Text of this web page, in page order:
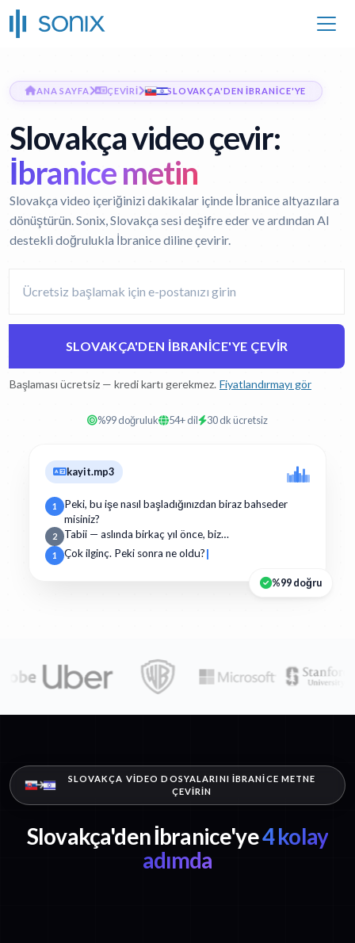
ANA SAYFA ÇEVIRI SLOVAKÇA'DEN İBRANICE'YE
Slovakça video çevir:
İbranice metin
Slovakça video içeriğinizi dakikalar içinde İbranice altyazılara
dönüştürün. Sonix, Slovakça sesi deşifre eder ve ardından AI
destekli doğrulukla İbranice diline çevirir.
SLOVAKÇA'DEN İBRANICE'YE ÇEVIR
Başlaması ücretsiz — kredi kartı gerekmez. Fiyatlandırmayı gör
%99 doğruluk 54+ dil 30 dk ücretsiz
kayit.mp3
1
Peki, bu işe nasıl başladığınızdan biraz bahseder
misiniz?
2 Tabii — aslında birkaç yıl önce, biz…
1 Çok ilginç. Peki sonra ne oldu?
%99 doğru
SLOVAKÇA VIDEO DOSYALARINI İBRANICE METNE
ÇEVIRIN
Slovakça'den İbranice'ye4 kolay
adımda